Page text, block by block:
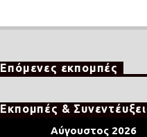
Επόμενες εκπομπές
Εκπομπές &
Αύγουστος 2026